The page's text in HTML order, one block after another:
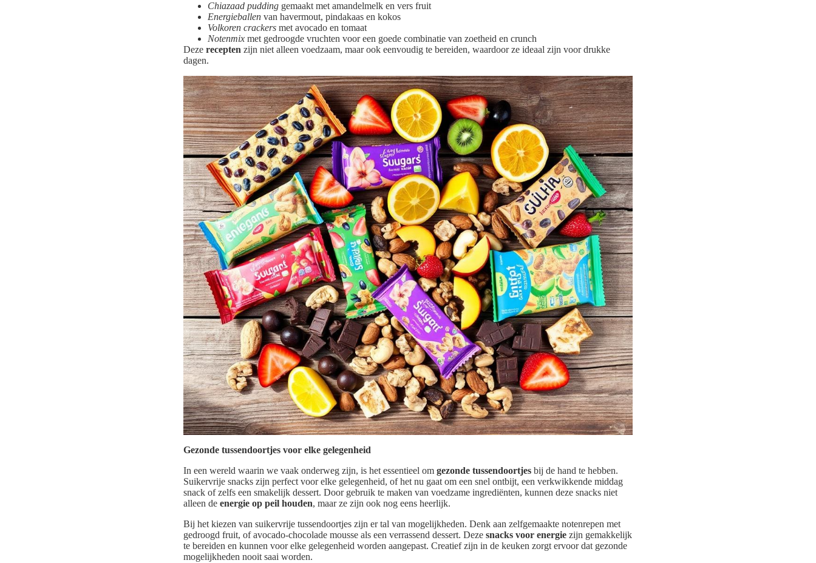
Chiazaad pudding gemaakt met amandelmelk en vers fruit
Energieballen van havermout, pindakaas en kokos
Volkoren crackers met avocado en tomaat
Notenmix met gedroogde vruchten voor een goede combinatie van zoetheid en crunch
Deze recepten zijn niet alleen voedzaam, maar ook eenvoudig te bereiden, waardoor ze ideaal zijn voor drukke
dagen.
Gezonde tussendoortjes voor elke gelegenheid
In een wereld waarin we vaak onderweg zijn, is het essentieel om gezonde tussendoortjes bij de hand te hebben.
Suikervrije snacks zijn perfect voor elke gelegenheid, of het nu gaat om een snel ontbijt, een verkwikkende middag
snack of zelfs een smakelijk dessert. Door gebruik te maken van voedzame ingrediënten, kunnen deze snacks niet
alleen de energie op peil houden, maar ze zijn ook nog eens heerlijk.
Bij het kiezen van suikervrije tussendoortjes zijn er tal van mogelijkheden. Denk aan zelfgemaakte notenrepen met
gedroogd fruit, of avocado-chocolade mousse als een verrassend dessert. Deze snacks voor energie zijn gemakkelijk
te bereiden en kunnen voor elke gelegenheid worden aangepast. Creatief zijn in de keuken zorgt ervoor dat gezonde
mogelijkheden nooit saai worden.